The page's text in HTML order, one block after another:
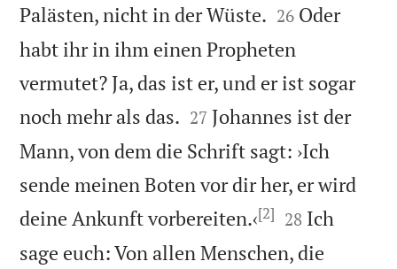
Palästen, nicht in der Wüste. 

26 Oder
habt ihr in ihm einen Propheten
vermutet? Ja, das ist er, und er ist sogar
noch mehr als das. 

27 Johannes ist der
Mann, von dem die Schrift sagt: ›Ich
sende meinen Boten vor dir her, er wird
deine Ankunft vorbereiten.‹[2] 

28 Ich
sage euch: Von allen Menschen, die